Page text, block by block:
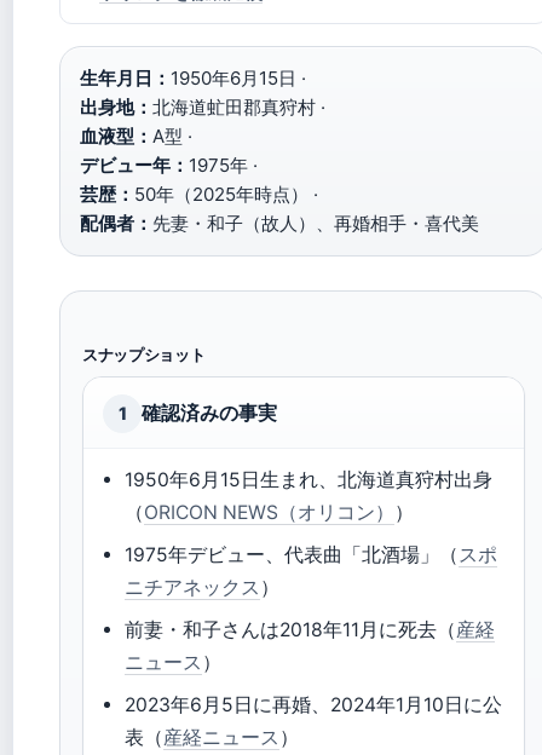
生年月日： 1950年6月15日 ·
出身地： 北海道虻田郡真狩村 ·
血液型： A型 ·
デビュー年： 1975年 ·
芸歴： 50年（2025年時点） ·
配偶者： 先妻・和子（故人）、再婚相手・喜代美
スナップショット
1 確認済みの事実
1950年6月15日生まれ、北海道真狩村出身
（ORICON NEWS（オリコン） ）
1975年デビュー、代表曲「北酒場」（スポ
ニチアネックス ）
前妻・和子さんは2018年11月に死去（産経
ニュース ）
2023年6月5日に再婚、2024年1月10日に公
表（産経ニュース ）